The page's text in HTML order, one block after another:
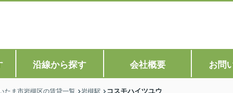
沿線から探す 会社概要 お問
たま市岩槻区の賃貸一覧 岩槻駅 コスモハイツユウ